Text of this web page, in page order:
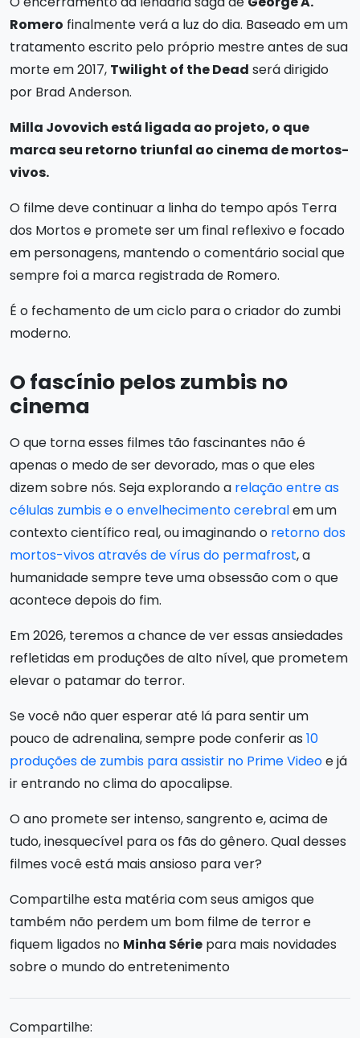
Romero finalmente verá a luz do dia. Baseado em um
tratamento escrito pelo próprio mestre antes de sua
morte em 2017, Twilight of the Dead será dirigido
por Brad Anderson.
Milla Jovovich está ligada ao projeto, o que
marca seu retorno triunfal ao cinema de mortos-
vivos.
O filme deve continuar a linha do tempo após Terra
dos Mortos e promete ser um final reflexivo e focado
em personagens, mantendo o comentário social que
sempre foi a marca registrada de Romero.
É o fechamento de um ciclo para o criador do zumbi
moderno.
O fascínio pelos zumbis no
cinema
O que torna esses filmes tão fascinantes não é
apenas o medo de ser devorado, mas o que eles
dizem sobre nós. Seja explorando a relação entre as
células zumbis e o envelhecimento cerebralem um
contexto científico real, ou imaginando o retorno dos
mortos-vivos através de vírus do permafrost, a
humanidade sempre teve uma obsessão com o que
acontece depois do fim.
Em 2026, teremos a chance de ver essas ansiedades
refletidas em produções de alto nível, que prometem
elevar o patamar do terror.
Se você não quer esperar até lá para sentir um
pouco de adrenalina, sempre pode conferir as 10
produções de zumbis para assistir no Prime Videoe já
ir entrando no clima do apocalipse.
O ano promete ser intenso, sangrento e, acima de
tudo, inesquecível para os fãs do gênero. Qual desses
filmes você está mais ansioso para ver?
Compartilhe esta matéria com seus amigos que
também não perdem um bom filme de terror e
fiquem ligados no Minha Série para mais novidades
sobre o mundo do entretenimento
Compartilhe: